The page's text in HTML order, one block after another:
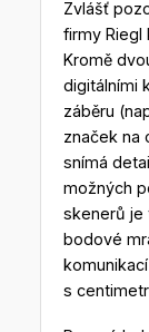
Zvlášť
firmy Riegl
Kromě
digitálními
záběru
značek na
snímá
možných
skenerů je
bodové
s